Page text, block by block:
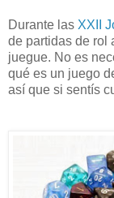
Durante las XXII
de partidas de rol
juegue. No es
qué es un juego
así que si sentís